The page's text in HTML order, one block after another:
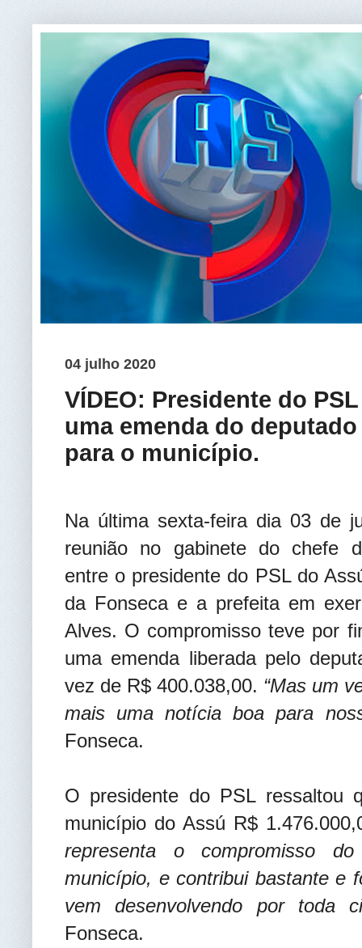
04 julho 2020
VÍDEO: Presidente do
uma emenda do
para o município.
Na última sexta-feira dia 03 de
reunião no gabinete do chefe
entre o presidente do PSL do
da Fonsecae a prefeita em
Alves. O compromisso teve por
uma emenda liberada pelo
vez de R$ 400.038,00. “Mas um
mais uma notícia boa para
Fonseca.
O presidente do PSL ressaltou
município do Assú R$
representa o compromisso
município, e contribui bastante e
vem desenvolvendo por toda
Fonseca.